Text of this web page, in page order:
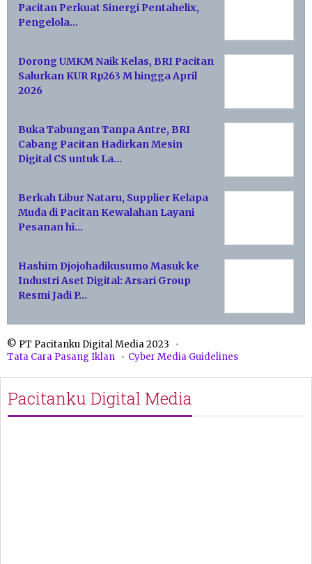
Pacitan Perkuat Sinergi Pentahelix,
Pengelola…
Dorong UMKM Naik Kelas, BRI Pacitan
Salurkan KUR Rp263 M hingga April
2026
Buka Tabungan Tanpa Antre, BRI
Cabang Pacitan Hadirkan Mesin
Digital CS untuk La…
Berkah Libur Nataru, Supplier Kelapa
Muda di Pacitan Kewalahan Layani
Pesanan hi…
Hashim Djojohadikusumo Masuk ke
Industri Aset Digital: Arsari Group
Resmi Jadi P…
© PT Pacitanku Digital Media 2023
Tata Cara Pasang Iklan
Cyber Media Guidelines
Pacitanku Digital Media